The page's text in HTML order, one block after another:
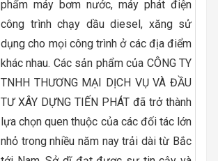
phẩm máy bơm nước, máy phát điện
công trình chạy dầu diesel, xăng sử
dụng cho mọi công trình ở các địa điểm
khác nhau. Các sản phẩm của CÔNG TY
TNHH THƯƠNG MẠI DỊCH VỤ VÀ ĐẦU
TƯ XÂY DỰNG TIẾN PHÁT đã trở thành
lựa chọn quen thuộc của các đối tác lớn
nhỏ trong nhiều năm nay trải dài từ Bắc